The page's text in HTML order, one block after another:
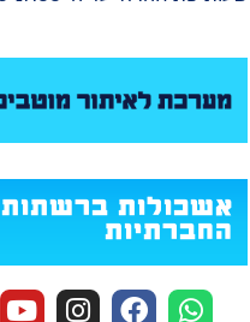
אשכולות ברשתות
החברתיות